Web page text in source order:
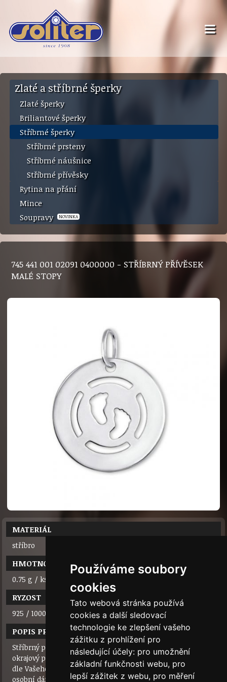
Používáme soubory
cookies
Tato webová stránka používá
cookies a další sledovací
technologie ke zlepšení vašeho
zážitku z prohlížení pro
následující účely: pro umožnění
základní funkčnosti webu, pro
lepší zážitek z webu, pro měření
Zlaté a stříbrné šperky
Zlaté šperky
Briliantové šperky
Stříbrné šperky
Stříbrné prsteny
Stříbrné náušnice
Stříbrné přívěsky
Rytina na přání
Mince
Soupravy
NOVINKA
745 441 001 02091 0400000 - STŘÍBRNÝ PŘÍVĚSEK
MALÉ STOPY
MATERIÁL
stříbro
HMOTNOST
0.75 g / ks
RYZOST
925 / 1000
POPIS PRODUKTU
Stříbrný přívěsek s průřezy bosých nohou ve středu. Na
okrajový proužek můžeme vyrýt slovo (např. jméno, datum)
dle Vašeho přání. Kulatý přívěsek má průměr 1,5 cm. Milý
osobní dárek za příjemnou cenu.